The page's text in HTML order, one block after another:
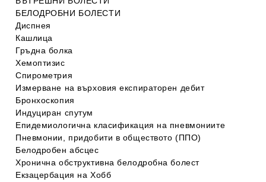
БЕЛОДРОБНИ БОЛЕСТИ
Диспнея
Кашлица
Гръдна болка
Хемоптизис
Спирометрия
Измерване на върховия експираторен дебит
Бронхоскопия
Индуциран спутум
Eпидемиологична класификация на пневмониите
Пневмонии, придобити в обществото (ППО)
Белодробен абсцес
Хронична обструктивна белодробна болест
Екзацербация на Хобб